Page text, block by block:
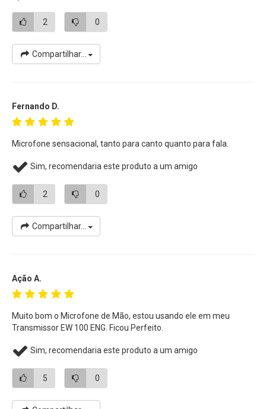
• Garantia Sennheiser Brasil
* Cabo XLR não acompanha, vendido separadamente.
2 0
Compartilhar...
Fernando D.
Microfone sensacional, tanto para canto quanto para fala.
Sim, recomendaria este produto a um amigo
2 0
Compartilhar...
Ação A.
Muito bom o Microfone de Mão, estou usando ele em meu
Transmissor EW 100 ENG. Ficou Perfeito.
Sim, recomendaria este produto a um amigo
5 0